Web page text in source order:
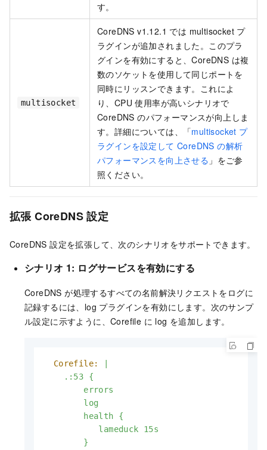
す。
multisocket
CoreDNS v1.12.1 では multisocket プ
ラグインが追加されました。このプラ
グインを有効にすると、CoreDNS は複
数のソケットを使用して同じポートを
同時にリッスンできます。これによ
り、CPU 使用率が高いシナリオで
CoreDNS のパフォーマンスが向上しま
す。詳細については、「multisocket プ
ラグインを設定して CoreDNS の解析
パフォーマンスを向上させる 」をご参
照ください。
拡張 CoreDNS 設定
CoreDNS 設定を拡張して、次のシナリオをサポートできます。
シナリオ 1: ログサービスを有効にする
CoreDNS が処理するすべての名前解決リクエストをログに
記録するには、log プラグインを有効にします。次のサンプ
ル設定に示すように、Corefile に log を追加します。
Corefile:
    .:53 {
        errors
        log
        health {
           lameduck 15s
        }